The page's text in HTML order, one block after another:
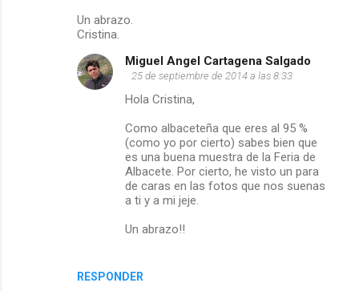
Un abrazo.
Cristina.
RESPONDER
Miguel Angel Cartagena Salgado
25 de septiembre de 2014 a las 8:33
Hola Cristina,
Como albaceteña que eres al 95 %
(como yo por cierto) sabes bien que
es una buena muestra de la Feria de
Albacete. Por cierto, he visto un para
de caras en las fotos que nos suenas
a ti y a mi jeje.
Un abrazo!!